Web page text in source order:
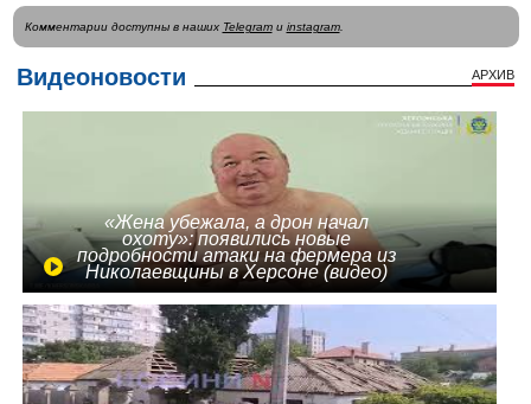
Комментарии доступны в наших Telegramи instagram.
Видеоновости АРХИВ
«Жена убежала, а дрон начал
охоту»: появились новые
подробности атаки на фермера из
Николаевщины в Херсоне (видео)